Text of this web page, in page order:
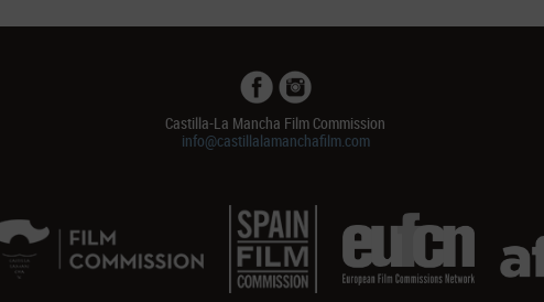
Castilla-La Mancha Film Commission
info@castillalamanchafilm.com